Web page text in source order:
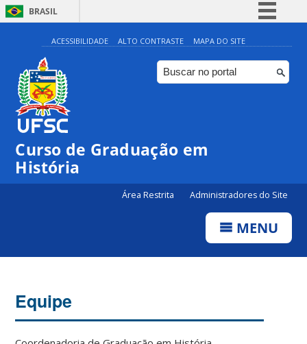
BRASIL
Simplifique!
Comunica BR
Participe
Canais
ACESSIBILIDADE ALTO CONTRASTE MAPA DO SITE
Curso de Graduação em
História
Área Restrita Administradores do Site
MENU
Equipe